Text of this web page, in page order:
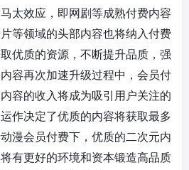
太效应，即网剧等成熟付费内容
等领域的头部内容也将纳入付费
优质的资源，不断提升品质，强
容再次加速升级过程中，会员付
容的收入将成为吸引用户关注的
作决定了优质的内容将获取最多
漫会员付费下，优质的二次元内
有更好的环境和资本锻造高品质